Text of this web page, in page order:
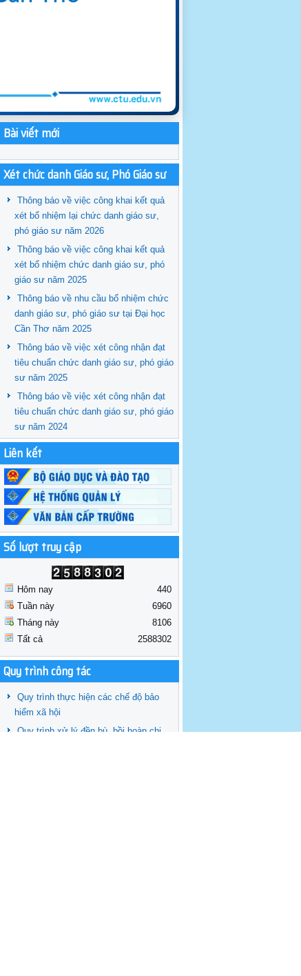
Bài viết mới
Xét chức danh Giáo sư, Phó Giáo sư
Thông báo về việc công khai kết quả
xét bổ nhiệm lại chức danh giáo sư,
phó giáo sư năm 2026
Thông báo về việc công khai kết quả
xét bổ nhiệm chức danh giáo sư, phó
giáo sư năm 2025
Thông báo về nhu cầu bổ nhiệm chức
danh giáo sư, phó giáo sư tại Đại học
Cần Thơ năm 2025
Thông báo về việc xét công nhận đạt
tiêu chuẩn chức danh giáo sư, phó giáo
sư năm 2025
Thông báo về việc xét công nhận đạt
tiêu chuẩn chức danh giáo sư, phó giáo
sư năm 2024
Liên kết
Số lượt truy cập
Hôm nay
Tuần này
Tháng này
Tất cả
440
6960
8106
2588302
Quy trình công tác
Quy trình thực hiện các chế độ bảo
hiểm xã hội
Quy trình xử lý đền bù, bồi hoàn chi